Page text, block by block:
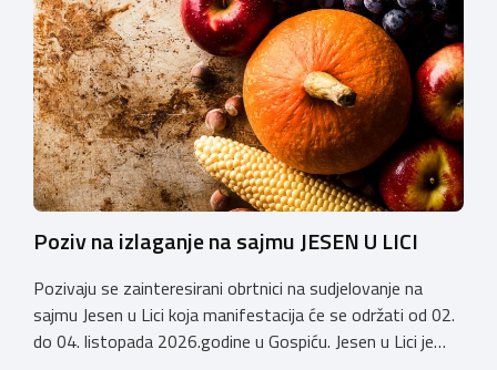
velesajmu. Susret će i ove godine okupiti groomere,
stručnjake i zaljubljenike u njegu pasa iz cijele Hrvatske,
[…]
Poziv na izlaganje na sajmu JESEN U LICI
Pozivaju se zainteresirani obrtnici na sudjelovanje na
sajmu Jesen u Lici koja manifestacija će se održati od 02.
do 04. listopada 2026.godine u Gospiću. Jesen u Lici je